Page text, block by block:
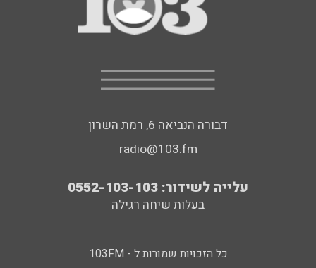
דבורה הנביאה 6, רמת השרון
radio@103.fm
עלייה לשידור: 0552-103-103
בעלות שיחה רגילה
כל הזכויות שמורות ל - 103FM